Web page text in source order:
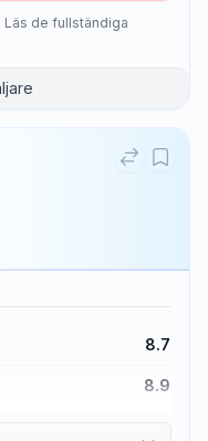
de fullständiga
8.7
8.9